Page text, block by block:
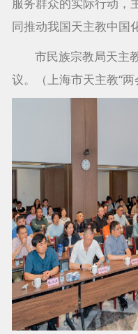
同推动我国天主教中国
市民族宗教局天主
议。（上海市天主教“两